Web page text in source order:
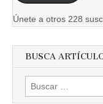
Únete a otros 228
BUSCA
Buscar: